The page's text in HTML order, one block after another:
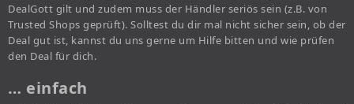
DealGott gilt und zudem muss der Händler seriös sein (z.B. von
Trusted Shops geprüft). Solltest du dir mal nicht sicher sein, ob der
Deal gut ist, kannst du uns gerne um Hilfe bitten und wie prüfen
den Deal für dich.
… einfach